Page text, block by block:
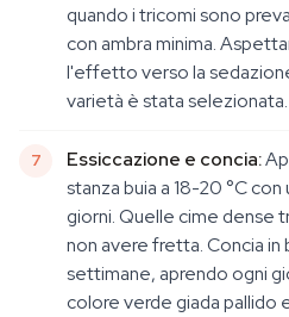
quando i tricomi sono
con ambra minima.
l'effetto verso la
varietà è stata selezionata.
Essiccazione e concia:
stanza buia a 18-20 °C
giorni. Quelle cime dense
non avere fretta. Concia
settimane, aprendo ogni
colore verde giada pallido